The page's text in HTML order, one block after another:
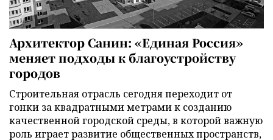
Архитектор Санин: «Единая Россия»
меняет подходы к благоустройству
городов
Строительная отрасль сегодня переходит от
гонки за квадратными метрами к созданию
качественной городской среды, в которой важную
роль играет развитие общественных пространств,